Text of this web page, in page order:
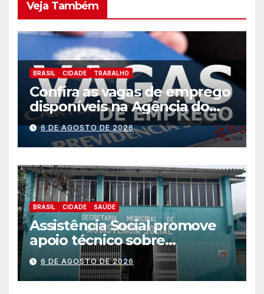
Veja Também
BRASIL CIDADE TRABALHO
Confira as vagas de emprego
disponíveis na Agência do
Trabalhador
6 DE AGOSTO DE 2026
BRASIL CIDADE SAÚDE
Assistência Social promove
apoio técnico sobre
preparação e resposta a
situações de emergência e
calamidade pública
6 DE AGOSTO DE 2026